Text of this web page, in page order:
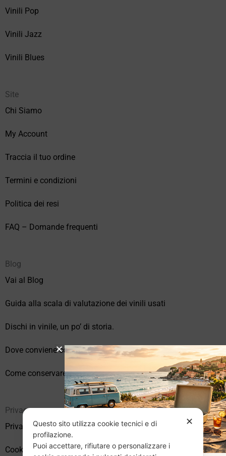
Vinili Pop
Vinili Jazz
Vinili Blues
Site
Chi Siamo
My Account
Traccia il tuo ordine
Termini e condizioni
Politica dei resi
FAQ – Domande frequenti
Blog
Vai al Blog
Guida alla scala di valutazione dei vinili usati
Dischi in vinile, un po’ di storia.
Dove conviene comprare vinili online?
Come conservare correttamente i vinili usati
Privacy
Privacy Policy
Cookie Policy (UE)
✕
Questo sito utilizza cookie tecnici e di
profilazione.
Puoi accettare, rifiutare o personalizzare i